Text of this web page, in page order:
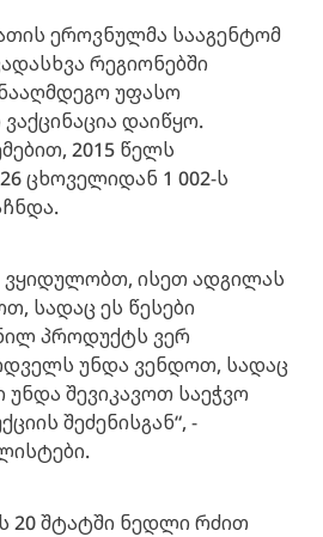
ეროვნულმა სააგენტომ
რეგიონებში
უფასო
დაიწყო.
2015 წელს
ცხოველიდან 1 002-ს
ვყიდულობთ, ისეთ ადგილას
სადაც ეს წესები
პროდუქტს ვერ
უნდა ვენდოთ, სადაც
უნდა შევიკავოთ საეჭვო
შეძენისგან“, -
20 შტატში ნედლი რძით